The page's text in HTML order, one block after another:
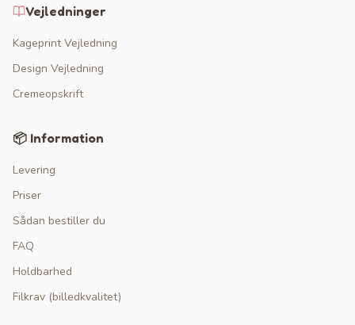
Vejledninger
Kageprint Vejledning
Design Vejledning
Cremeopskrift
📦 Information
Levering
Priser
Sådan bestiller du
FAQ
Holdbarhed
Filkrav (billedkvalitet)